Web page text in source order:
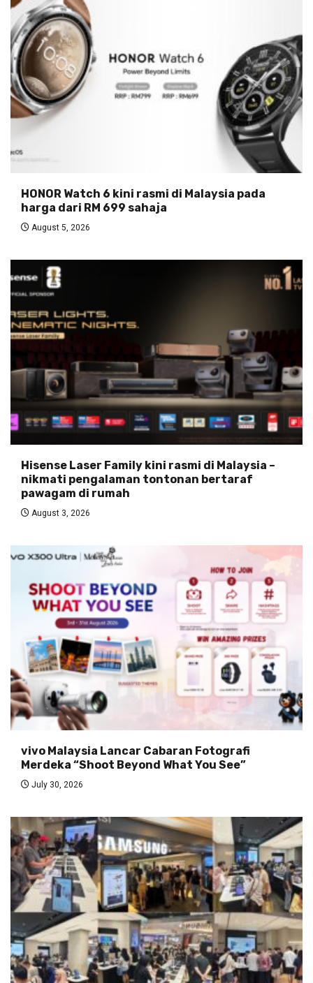
HONOR Watch 6 kini rasmi di Malaysia pada
harga dari RM 699 sahaja
August 5, 2026
Hisense Laser Family kini rasmi di Malaysia –
nikmati pengalaman tontonan bertaraf
pawagam di rumah
August 3, 2026
vivo Malaysia Lancar Cabaran Fotografi
Merdeka “Shoot Beyond What You See”
July 30, 2026